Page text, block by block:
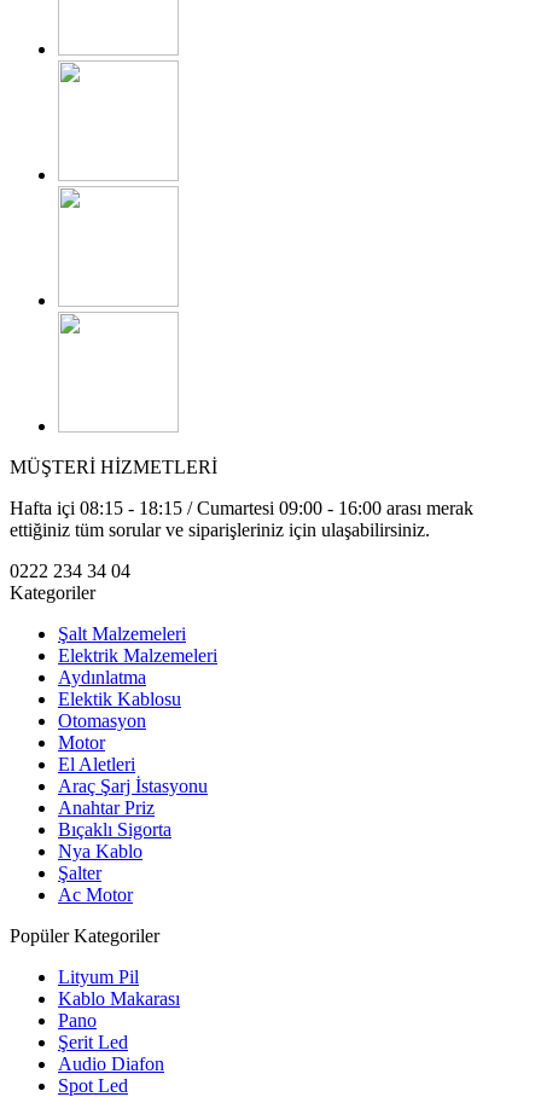
MÜŞTERİ HİZMETLERİ
Hafta içi 08:15 - 18:15 / Cumartesi 09:00 - 16:00 arası merak
ettiğiniz tüm sorular ve siparişleriniz için ulaşabilirsiniz.
0222 234 34 04
Kategoriler
Şalt Malzemeleri
Elektrik Malzemeleri
Aydınlatma
Elektik Kablosu
Otomasyon
Motor
El Aletleri
Araç Şarj İstasyonu
Anahtar Priz
Bıçaklı Sigorta
Nya Kablo
Şalter
Ac Motor
Popüler Kategoriler
Lityum Pil
Kablo Makarası
Pano
Şerit Led
Audio Diafon
Spot Led